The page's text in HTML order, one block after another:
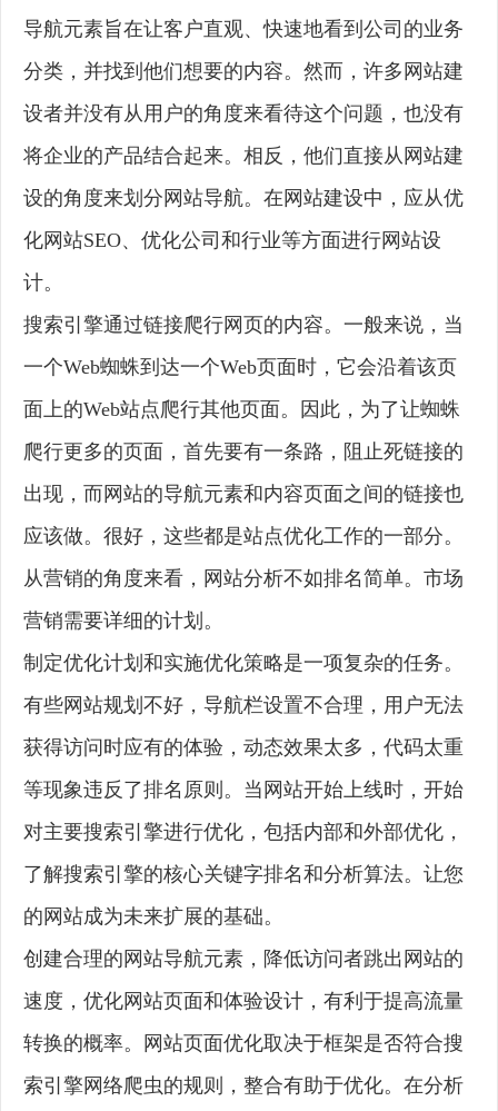
导航元素旨在让客户直观、快速地看到公司的业务
分类，并找到他们想要的内容。然而，许多网站建
设者并没有从用户的角度来看待这个问题，也没有
将企业的产品结合起来。相反，他们直接从网站建
设的角度来划分网站导航。在网站建设中，应从优
化网站SEO、优化公司和行业等方面进行网站设
计。
搜索引擎通过链接爬行网页的内容。一般来说，当
一个Web蜘蛛到达一个Web页面时，它会沿着该页
面上的Web站点爬行其他页面。因此，为了让蜘蛛
爬行更多的页面，首先要有一条路，阻止死链接的
出现，而网站的导航元素和内容页面之间的链接也
应该做。很好，这些都是站点优化工作的一部分。
从营销的角度来看，网站分析不如排名简单。市场
营销需要详细的计划。
制定优化计划和实施优化策略是一项复杂的任务。
有些网站规划不好，导航栏设置不合理，用户无法
获得访问时应有的体验，动态效果太多，代码太重
等现象违反了排名原则。当网站开始上线时，开始
对主要搜索引擎进行优化，包括内部和外部优化，
了解搜索引擎的核心关键字排名和分析算法。让您
的网站成为未来扩展的基础。
创建合理的网站导航元素，降低访问者跳出网站的
速度，优化网站页面和体验设计，有利于提高流量
转换的概率。网站页面优化取决于框架是否符合搜
索引擎网络爬虫的规则，整合有助于优化。在分析